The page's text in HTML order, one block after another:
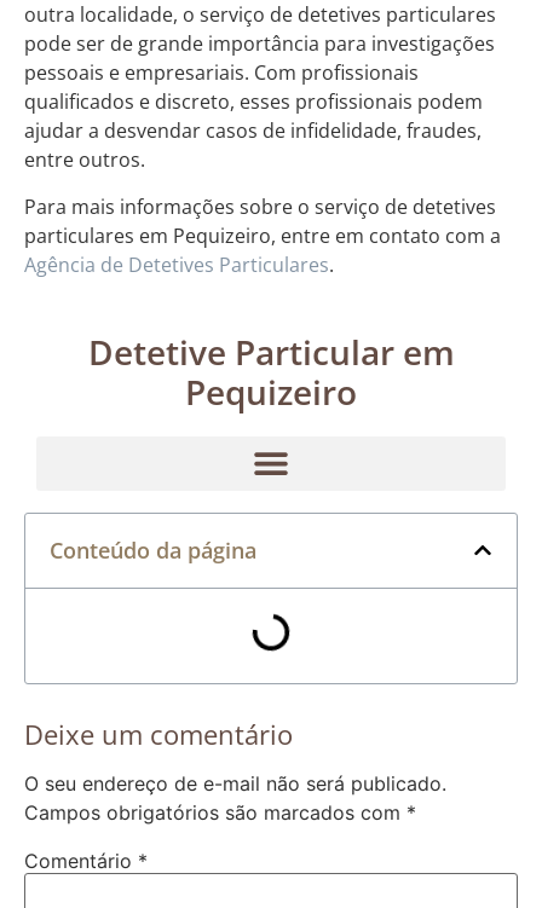
outra localidade, o serviço de detetives particulares
pode ser de grande importância para investigações
pessoais e empresariais. Com profissionais
qualificados e discreto, esses profissionais podem
ajudar a desvendar casos de infidelidade, fraudes,
entre outros.
Para mais informações sobre o serviço de detetives
particulares em Pequizeiro, entre em contato com a
Agência de Detetives Particulares.
Detetive Particular em
Pequizeiro
Conteúdo da página
Deixe um comentário
O seu endereço de e-mail não será publicado.
Campos obrigatórios são marcados com *
Comentário *